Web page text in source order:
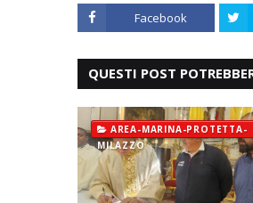
Facebook
QUESTI POST
AREA-MARINA-PROTETTA-
MILAZZO